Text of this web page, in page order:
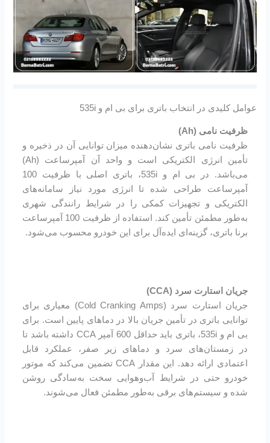
عوامل کلیدی در انتخاب باتری برای بی ام و 535i
ظرفیت نامی (Ah)
ظرفیت نامی باتری نشان‌دهنده میزان توانایی آن در ذخیره و
تأمین انرژی الکتریکی است و واحد آن آمپرساعت (Ah)
می‌باشد. در بی ام و 535i، باتری اصلی با ظرفیت 100
آمپرساعت طراحی شده تا انرژی مورد نیاز سامانه‌های
الکتریکی و تجهیزات کمکی را در شرایط رانندگی شهری
به‌طور مطمئن تأمین کند. استفاده از ظرفیت 100 آمپرساعت
برنا باتری، گزینه‌ای ایده‌آل برای این خودرو محسوب می‌شود.
جریان استارت سرد (CCA)
جریان استارت سرد (Cold Cranking Amps) معیاری برای
توانایی باتری در تأمین جریان بالا در دماهای پایین است. برای
بی ام و 535i، باتری باید حداقل 600 آمپر CCA داشته باشد تا
در زمستان‌های سرد و دماهای زیر صفر، عملکرد قابل
اعتمادی ارائه دهد. این مقدار CCA تضمین می‌کند که موتور
خودرو حتی در شرایط آب‌وهوایی سخت به‌سادگی روشن
شده و سیستم‌های برقی به‌طور مطمئن فعال می‌شوند.